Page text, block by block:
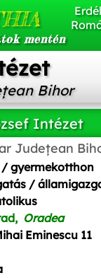
mentén
Bihor
Intézet
Județean
gyermekotthon
/
Oradea
Eminescu 11